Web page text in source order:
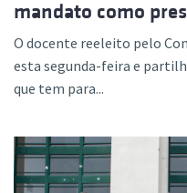
mandato como
O docente reeleito pelo
esta segunda-feira e
que tem para...